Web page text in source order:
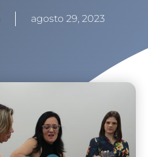
agosto 29, 2023